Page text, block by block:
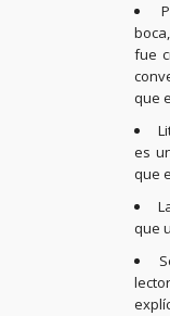
fue
que
es
que
que